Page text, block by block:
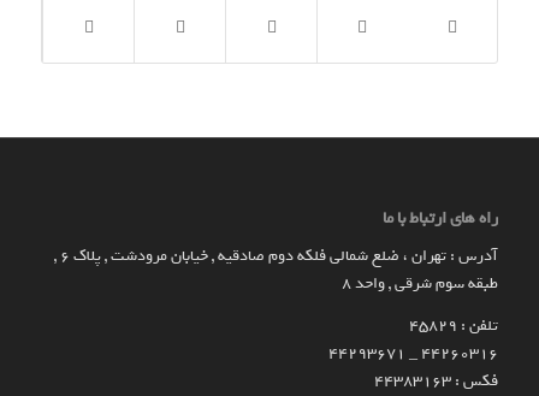
راه های ارتباط با ما
آدرس : تهران ، ضلع شمالی فلکه دوم صادقیه , خیابان مرودشت , پلاک ۶ ,
طبقه سوم شرقی , واحد ۸
تلفن : 45829
۴۴۲۶۰۳۱۶ _ 44293671
فکس : 44383163